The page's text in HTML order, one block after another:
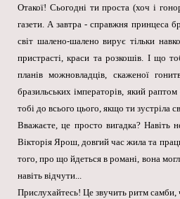
Отакої! Сьогодні ти проста (хоч і
газети. А завтра - справжня принцеса
світ шалено-шалено вирує тільки
пристрасті, краси та розкошів. І що
планів можновладців, скаженої
бразильських імператорів, який
тобі до всього цього, якщо ти зустріла
Вважаєте, це просто вигадка? Навіть
Вікторія Ярош, довгий час жила та
того, про що йдеться в романі, вона
навіть відчути...
Прислухайтесь! Це звучить ритм самби,